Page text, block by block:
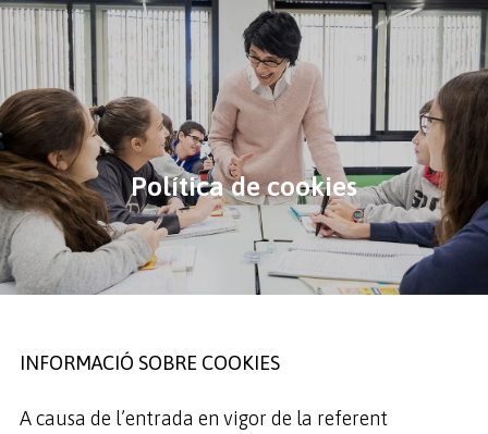
Política de cookies
INFORMACIÓ SOBRE COOKIES
A causa de l’entrada en vigor de la referent